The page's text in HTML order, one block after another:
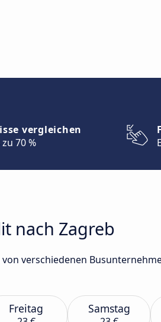
vergleichen
70 %
nach Zagreb
verschiedenen
Freitag Samstag